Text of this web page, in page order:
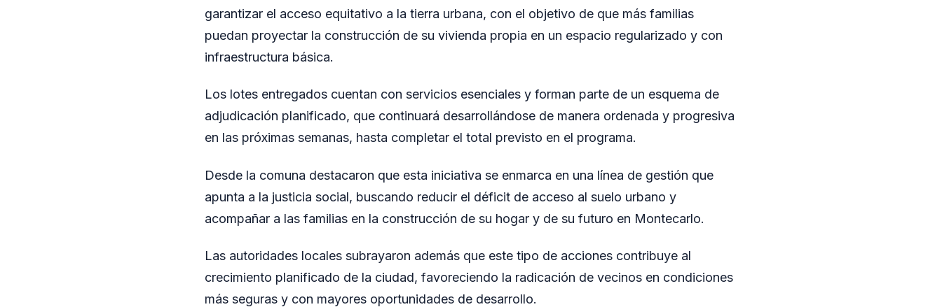
garantizar el acceso equitativo a la tierra urbana, con el objetivo de que más familias
puedan proyectar la construcción de su vivienda propia en un espacio regularizado y con
infraestructura básica.
Los lotes entregados cuentan con servicios esenciales y forman parte de un esquema de
adjudicación planificado, que continuará desarrollándose de manera ordenada y progresiva
en las próximas semanas, hasta completar el total previsto en el programa.
Desde la comuna destacaron que esta iniciativa se enmarca en una línea de gestión que
apunta a la justicia social, buscando reducir el déficit de acceso al suelo urbano y
acompañar a las familias en la construcción de su hogar y de su futuro en Montecarlo.
Las autoridades locales subrayaron además que este tipo de acciones contribuye al
crecimiento planificado de la ciudad, favoreciendo la radicación de vecinos en condiciones
más seguras y con mayores oportunidades de desarrollo.